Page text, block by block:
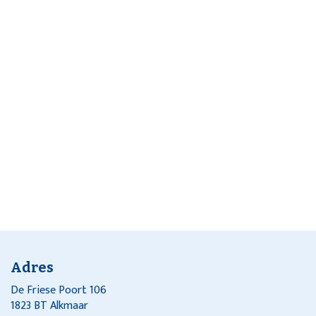
Adres
De Friese Poort 106
1823 BT Alkmaar